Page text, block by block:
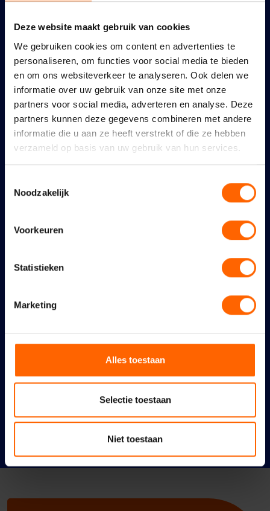
Deze website maakt gebruik van cookies
We gebruiken cookies om content en advertenties te
personaliseren, om functies voor social media te bieden
en om ons websiteverkeer te analyseren. Ook delen we
informatie over uw gebruik van onze site met onze
partners voor social media, adverteren en analyse. Deze
partners kunnen deze gegevens combineren met andere
informatie die u aan ze heeft verstrekt of die ze hebben
verzameld op basis van uw gebruik van hun services.
Noodzakelijk
Voorkeuren
Statistieken
Marketing
Alles toestaan
Selectie toestaan
Niet toestaan
Een geweldig feest verdient
goede bescherming
6 augustus 2026
Maidenspeech Dennis
coalitieakkoord maakt
Nijmegen nog duurder,
Nijmegen vraagt om meer
21 juni 2026